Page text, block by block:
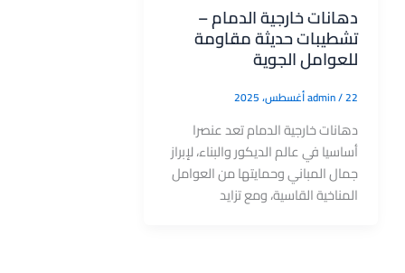
دهانات خارجية الدمام –
تشطيبات حديثة مقاومة
للعوامل الجوية
admin/22 أغسطس، 2025
دهانات خارجية الدمام تعد عنصرا
أساسيا في عالم الديكور والبناء، لإبراز
جمال المباني وحمايتها من العوامل
المناخية القاسية، ومع تزايد